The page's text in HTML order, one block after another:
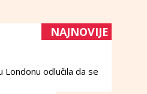
NAJNOVIJE
Londonu odlučila da se